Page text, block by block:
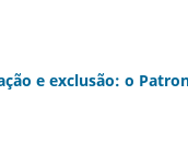
e exclusão: o